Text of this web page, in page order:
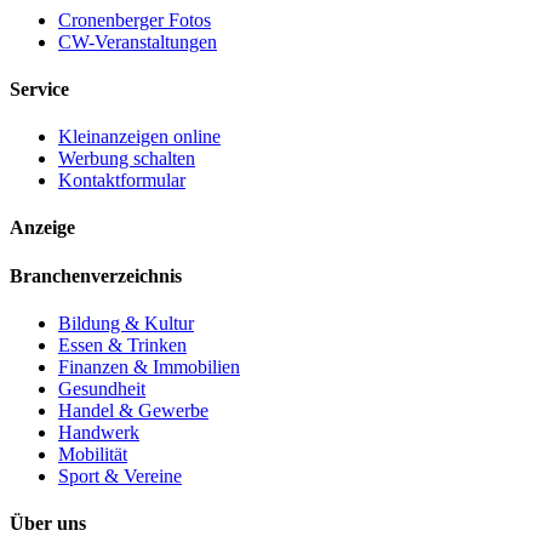
Cronenberger Fotos
CW-Veranstaltungen
Service
Kleinanzeigen online
Werbung schalten
Kontaktformular
Anzeige
Branchenverzeichnis
Bildung & Kultur
Essen & Trinken
Finanzen & Immobilien
Gesundheit
Handel & Gewerbe
Handwerk
Mobilität
Sport & Vereine
Über uns